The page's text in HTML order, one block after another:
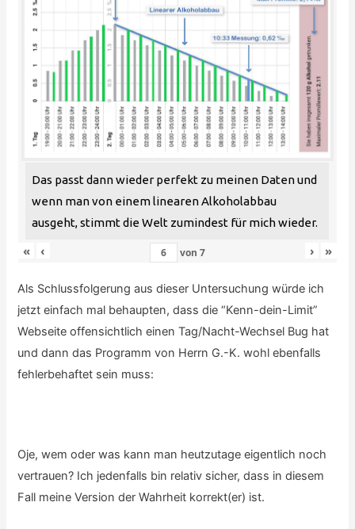
Das passt dann wieder perfekt zu meinen Daten und
wenn man von einem linearen Alkoholabbau
ausgeht, stimmt die Welt zumindest für mich wieder.
« ‹ von 7 › »
Als Schlussfolgerung aus dieser Untersuchung würde ich
jetzt einfach mal behaupten, dass die “Kenn-dein-Limit”
Webseite offensichtlich einen Tag/Nacht-Wechsel Bug hat
und dann das Programm von Herrn G.-K. wohl ebenfalls
fehlerbehaftet sein muss:
Oje, wem oder was kann man heutzutage eigentlich noch
vertrauen? Ich jedenfalls bin relativ sicher, dass in diesem
Fall meine Version der Wahrheit korrekt(er) ist.